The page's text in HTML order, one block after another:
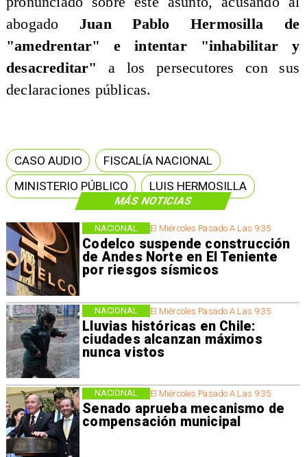
MÁS NOTICIAS
El Miércoles Pasado A Las 9:35
Codelco suspende construcción
de Andes Norte en El Teniente
por riesgos sísmicos
NACIONAL
El Miércoles Pasado A Las 9:35
Lluvias históricas en Chile:
ciudades alcanzan máximos
nunca vistos
NACIONAL
El Miércoles Pasado A Las 9:35
Senado aprueba mecanismo de
compensación municipal
NACIONAL
abogado Juan Pablo Hermosilla de
"amedrentar" e intentar "inhabilitar y
desacreditar"
a los persecutores con sus
declaraciones públicas.
CASO AUDIO
FISCALÍA NACIONAL
MINISTERIO PÚBLICO
LUIS HERMOSILLA